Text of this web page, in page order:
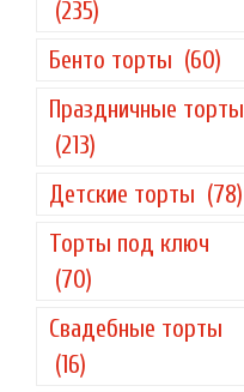
(235)
Бенто торты (60)
Праздничные торты
(213)
Детские торты (78)
Торты под ключ
(70)
Свадебные торты
(16)